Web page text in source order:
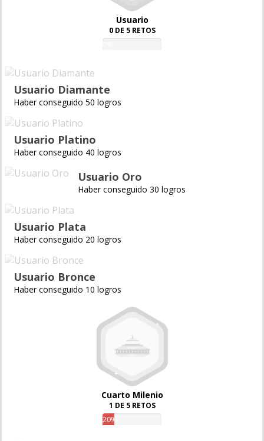
Usuario
0 DE 5 RETOS
Usuario Diamante
Haber conseguido 50 logros
Usuario Platino
Haber conseguido 40 logros
Usuario Oro
Haber conseguido 30 logros
Usuario Plata
Haber conseguido 20 logros
Usuario Bronce
Haber conseguido 10 logros
Cuarto Milenio
1 DE 5 RETOS
20%